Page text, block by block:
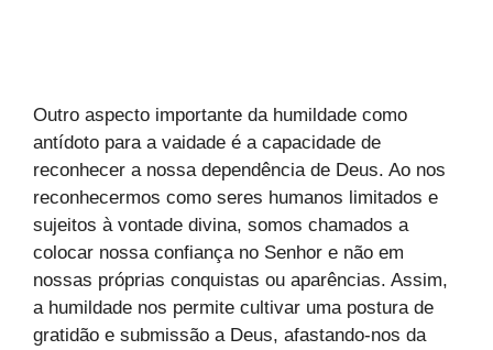
Outro aspecto importante da humildade como
antídoto para a vaidade é a capacidade de
reconhecer a nossa dependência de Deus. Ao nos
reconhecermos como seres humanos limitados e
sujeitos à vontade divina, somos chamados a
colocar nossa confiança no Senhor e não em
nossas próprias conquistas ou aparências. Assim,
a humildade nos permite cultivar uma postura de
gratidão e submissão a Deus, afastando-nos da